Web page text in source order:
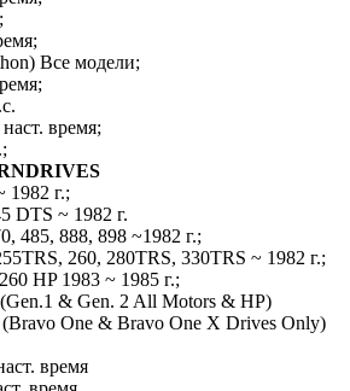
Все модели;
время;
1982 г.;
DTS ~ 1982 г.
485, 888, 898 ~1982 г.;
260, 280TRS, 330TRS ~ 1982 г.;
HP 1983 ~ 1985 г.;
& Gen. 2 All Motors & HP)
One & Bravo One X Drives Only)
время